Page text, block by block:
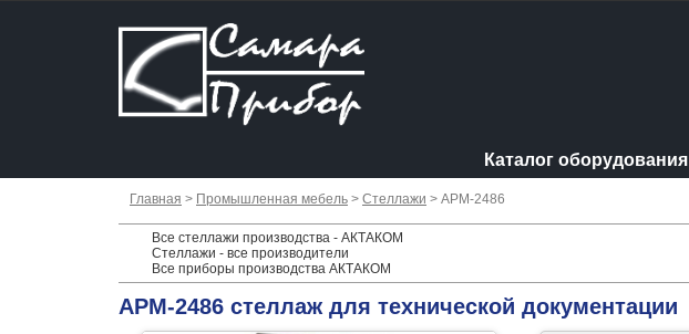
Каталог оборудования
Главная > Промышленная мебель > Стеллажи > АРМ-2486
Все стеллажи производства - АКТАКОМ
Стеллажи - все производители
Все приборы производства АКТАКОМ
АРМ-2486 стеллаж для технической документации